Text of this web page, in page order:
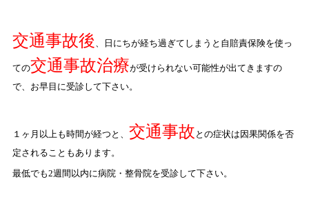
交通事故後 、日にちが経ち過ぎてしまうと自賠責保険を使っ
ての交通事故治療が受けられない可能性が出てきますの
で、お早目に受診して下さい。
１ヶ月以上も時間が経つと、 交通事故 との症状は因果関係を否
定されることもあります。
最低でも2週間以内に病院・整骨院を受診して下さい。